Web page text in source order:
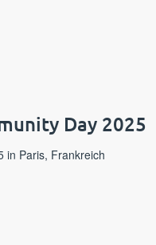
Day 2025
in Paris, Frankreich